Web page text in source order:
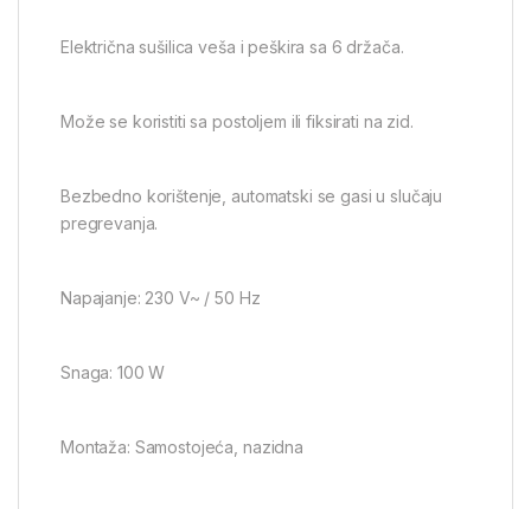
Električna sušilica veša i peškira sa 6 držača.
Može se koristiti sa postoljem ili fiksirati na zid.
Bezbedno korištenje, automatski se gasi u slučaju
pregrevanja.
Napajanje: 230 V~ / 50 Hz
Snaga: 100 W
Montaža: Samostojeća, nazidna